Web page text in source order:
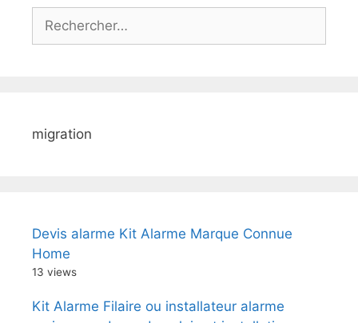
Rechercher :
migration
Devis alarme Kit Alarme Marque Connue
Home
13 views
Kit Alarme Filaire ou installateur alarme